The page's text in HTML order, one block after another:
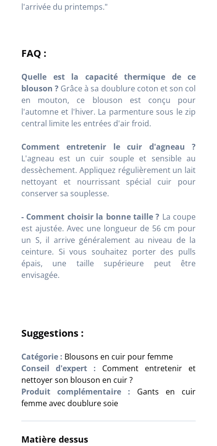
l'arrivée du printemps."
FAQ :
Quelle est la capacité thermique de ce
blouson ? Grâce à sa doublure coton et son col
en mouton, ce blouson est conçu pour
l'automne et l'hiver. La parmenture sous le zip
central limite les entrées d'air froid.
Comment entretenir le cuir d'agneau ?
L'agneau est un cuir souple et sensible au
dessèchement. Appliquez régulièrement un lait
nettoyant et nourrissant spécial cuir pour
conserver sa souplesse.
- Comment choisir la bonne taille ? La coupe
est ajustée. Avec une longueur de 56 cm pour
un S, il arrive généralement au niveau de la
ceinture. Si vous souhaitez porter des pulls
épais, une taille supérieure peut être
envisagée.
Suggestions :
Catégorie : Blousons en cuir pour femme
Conseil d'expert :
Comment entretenir et
nettoyer son blouson en cuir ?
Produit complémentaire :
Gants en cuir
femme avec doublure soie
Matière dessus